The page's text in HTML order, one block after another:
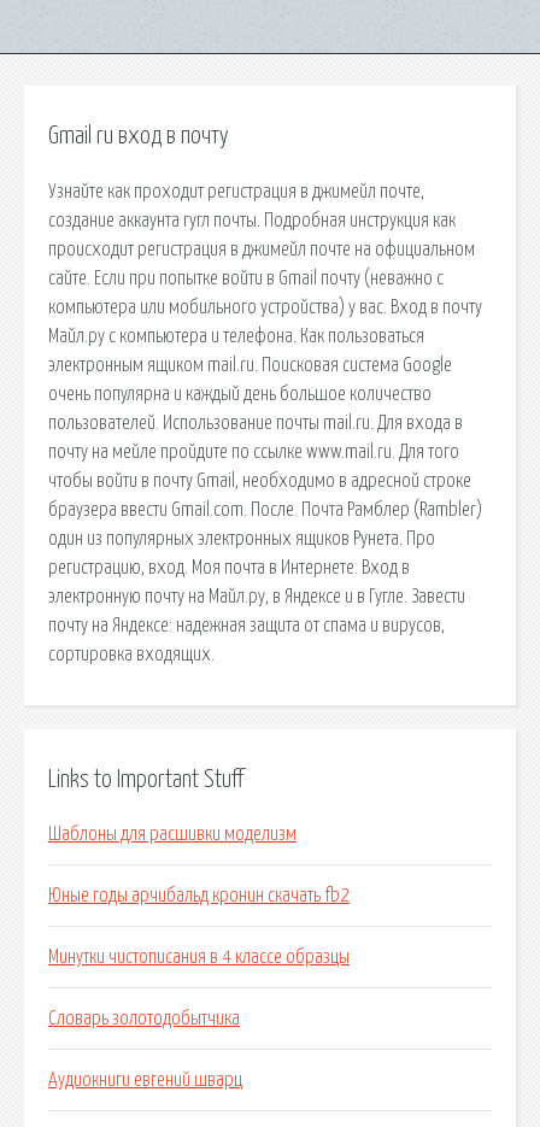
Gmail ru вход в почту
Узнайте как проходит регистрация в джимейл почте,
создание аккаунта гугл почты. Подробная инструкция как
происходит регистрация в джимейл почте на официальном
сайте. Если при попытке войти в Gmail почту (неважно с
компьютера или мобильного устройства) у вас. Вход в почту
Майл.ру с компьютера и телефона. Как пользоваться
электронным ящиком mail.ru. Поисковая система Google
очень популярна и каждый день большое количество
пользователей. Использование почты mail.ru. Для входа в
почту на мейле пройдите по ссылке www.mail.ru. Для того
чтобы войти в почту Gmail, необходимо в адресной строке
браузера ввести Gmail.com. После. Почта Рамблер (Rambler)
один из популярных электронных ящиков Рунета. Про
регистрацию, вход. Моя почта в Интернете. Вход в
электронную почту на Майл.ру, в Яндексе и в Гугле. Завести
почту на Яндексе: надежная защита от спама и вирусов,
сортировка входящих.
Links to Important Stuff
Шаблоны для расшивки моделизм
Юные годы арчибальд кронин скачать fb2
Минутки чистописания в 4 классе образцы
Словарь золотодобытчика
Аудиокниги евгений шварц